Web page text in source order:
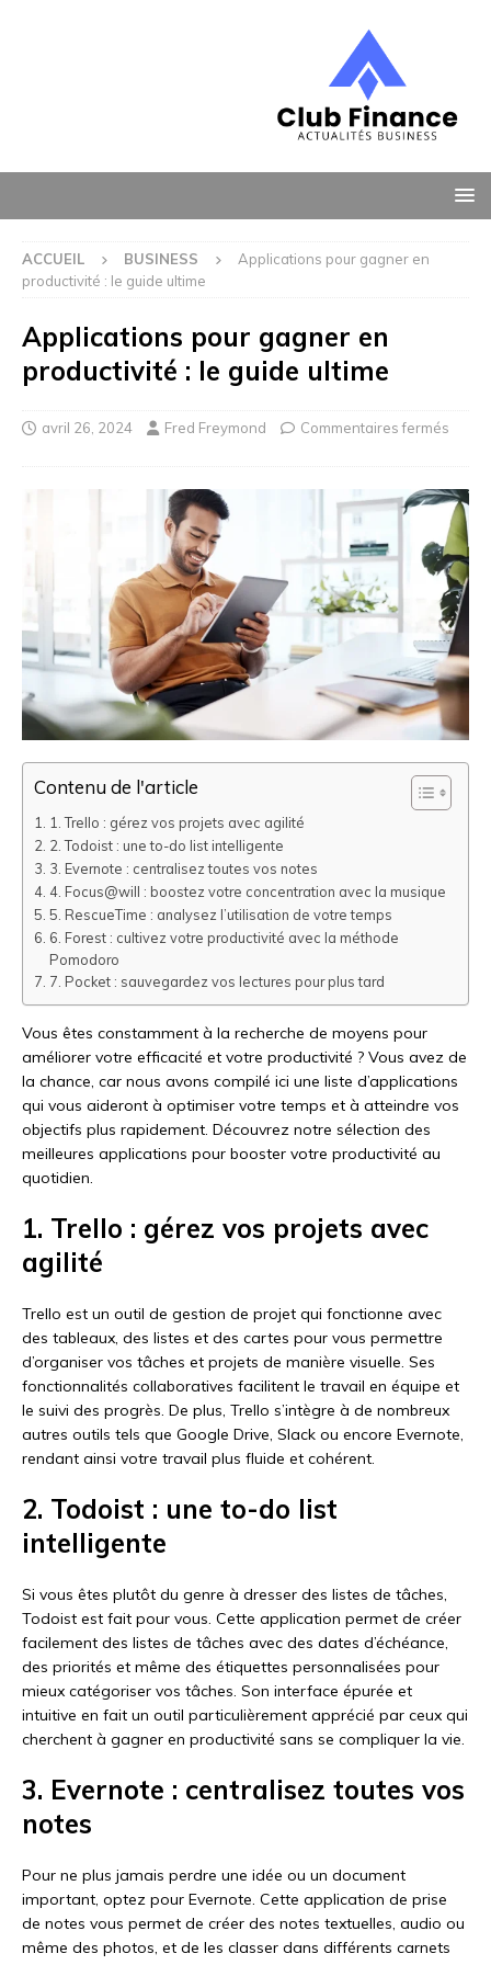
ACCUEIL BUSINESS
Applications pour gagner en
productivité : le guide ultime
Applications pour gagner en
productivité : le guide ultime
avril 26, 2024 Fred Freymond Commentaires fermés
Contenu de l'article
1. Trello : gérez vos projets avec agilité
2. Todoist : une to-do list intelligente
3. Evernote : centralisez toutes vos notes
4. Focus@will : boostez votre concentration avec la musique
5. RescueTime : analysez l’utilisation de votre temps
6. Forest : cultivez votre productivité avec la méthode
Pomodoro
7. Pocket : sauvegardez vos lectures pour plus tard
Vous êtes constamment à la recherche de moyens pour
améliorer votre efficacité et votre productivité ? Vous avez de
la chance, car nous avons compilé ici une liste d’applications
qui vous aideront à optimiser votre temps et à atteindre vos
objectifs plus rapidement. Découvrez notre sélection des
meilleures applications pour booster votre productivité au
quotidien.
1. Trello : gérez vos projets avec
agilité
Trello est un outil de gestion de projet qui fonctionne avec
des tableaux, des listes et des cartes pour vous permettre
d’organiser vos tâches et projets de manière visuelle. Ses
fonctionnalités collaboratives facilitent le travail en équipe et
le suivi des progrès. De plus, Trello s’intègre à de nombreux
autres outils tels que Google Drive, Slack ou encore Evernote,
rendant ainsi votre travail plus fluide et cohérent.
2. Todoist : une to-do list
intelligente
Si vous êtes plutôt du genre à dresser des listes de tâches,
Todoist est fait pour vous. Cette application permet de créer
facilement des listes de tâches avec des dates d’échéance,
des priorités et même des étiquettes personnalisées pour
mieux catégoriser vos tâches. Son interface épurée et
intuitive en fait un outil particulièrement apprécié par ceux qui
cherchent à gagner en productivité sans se compliquer la vie.
3. Evernote : centralisez toutes vos
notes
Pour ne plus jamais perdre une idée ou un document
important, optez pour Evernote. Cette application de prise
de notes vous permet de créer des notes textuelles, audio ou
même des photos, et de les classer dans différents carnets